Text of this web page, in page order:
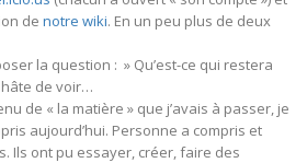
de notre wiki. En un peu plus de deux
la question : » Qu’est-ce qui restera
hâte de voir…
de « la matière » que j’avais à passer, je
aujourd’hui. Personne a compris et
Ils ont pu essayer, créer, faire des